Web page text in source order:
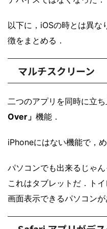
以下に，iOSの時とは異
徴をまとめる．
マルチスクリーン
二つのアプリを同時に立
Over」 機能．
iPhoneにはない機能で，
パソコンでも出来るじゃ
これはタブレットだ．ト
画面表示できるパソコンが